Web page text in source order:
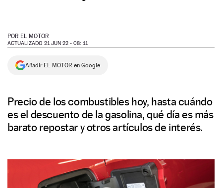
SERVICIOS
NEWSLETTER
POR EL MOTOR
ACTUALIZADO 21 JUN 22 - 08: 11
Añadir EL MOTOR en Google
Precio de los combustibles hoy, hasta cuándo
es el descuento de la gasolina, qué día es más
barato repostar y otros artículos de interés.